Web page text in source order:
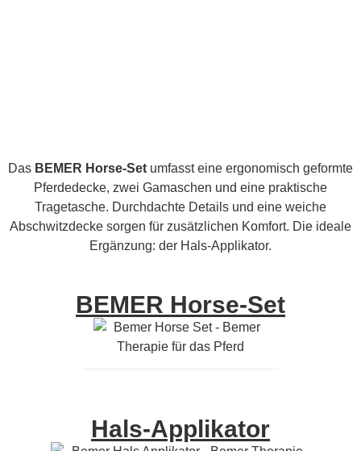
Das BEMER Horse-Set umfasst eine ergonomisch geformte
Pferdedecke, zwei Gamaschen und eine praktische
Tragetasche. Durchdachte Details und eine weiche
Abschwitzdecke sorgen für zusätzlichen Komfort. Die ideale
Ergänzung: der Hals-Applikator.
BEMER Horse-Set
Hals-Applikator